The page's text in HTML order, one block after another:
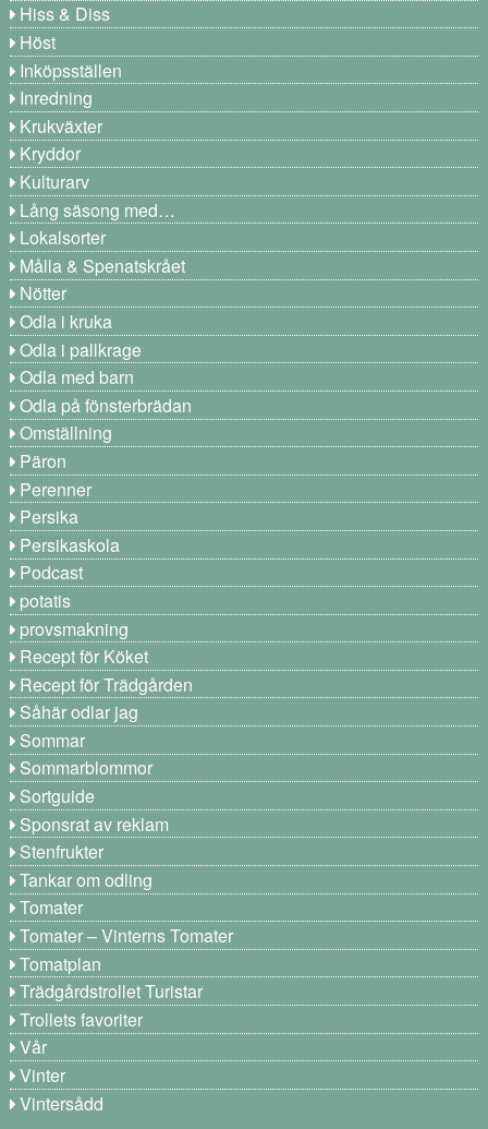
Hiss & Diss
Höst
Inköpsställen
Inredning
Krukväxter
Kryddor
Kulturarv
Lång säsong med…
Lokalsorter
Målla & Spenatskrået
Nötter
Odla i kruka
Odla i pallkrage
Odla med barn
Odla på fönsterbrädan
Omställning
Päron
Perenner
Persika
Persikaskola
Podcast
potatis
provsmakning
Recept för Köket
Recept för Trädgården
Såhär odlar jag
Sommar
Sommarblommor
Sortguide
Sponsrat av reklam
Stenfrukter
Tankar om odling
Tomater
Tomater – Vinterns Tomater
Tomatplan
Trädgårdstrollet Turistar
Trollets favoriter
Vår
Vinter
Vintersådd